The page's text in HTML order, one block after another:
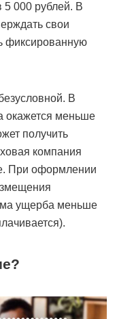
5 000 рублей. В
свои
фиксированную
В
окажется меньше
получить
компания
При оформлении
ущерба меньше